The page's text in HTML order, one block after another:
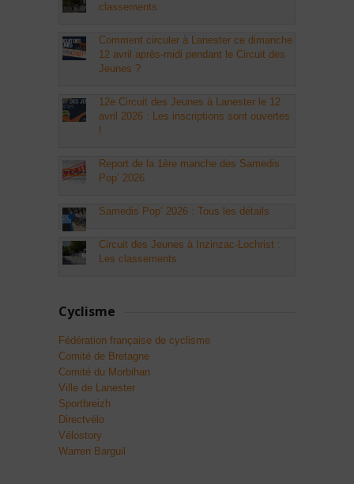
classements
Comment circuler à Lanester ce dimanche
12 avril après-midi pendant le Circuit des
Jeunes ?
12e Circuit des Jeunes à Lanester le 12
avril 2026 : Les inscriptions sont ouvertes
!
Report de la 1ère manche des Samedis
Pop’ 2026
Samedis Pop’ 2026 : Tous les détails
Circuit des Jeunes à Inzinzac-Lochrist :
Les classements
Cyclisme
Fédération française de cyclisme
Comité de Bretagne
Comité du Morbihan
Ville de Lanester
Sportbreizh
Directvélo
Vélostory
Warren Barguil